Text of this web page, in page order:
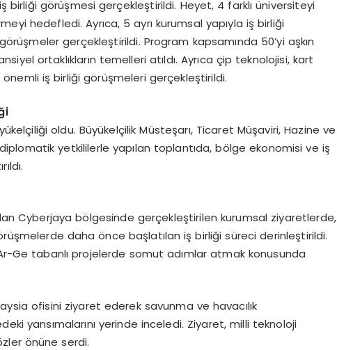
birliği görüşmesi gerçekleştirildi. Heyet, 4 farklı üniversiteyi
hedefledi. Ayrıca, 5 ayrı kurumsal yapıyla iş birliği
gerçekleştirildi. Program kapsamında 50’yi aşkın
ortaklıkların temelleri atıldı. Ayrıca çip teknolojisi, kart
önemli iş birliği görüşmeleri gerçekleştirildi.
oldu. Büyükelçilik Müsteşarı, Ticaret Müşaviri, Hazine ve
yetkililerle yapılan toplantıda, bölge ekonomisi ve iş
Cyberjaya bölgesinde gerçekleştirilen kurumsal ziyaretlerde,
daha önce başlatılan iş birliği süreci derinleştirildi.
Ge tabanlı projelerde somut adımlar atmak konusunda
ofisini ziyaret ederek savunma ve havacılık
yansımalarını yerinde inceledi. Ziyaret, milli teknoloji
önüne serdi.